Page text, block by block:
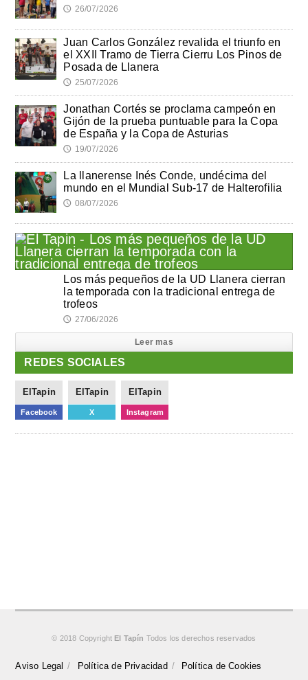
🕔 26/07/2026
Juan Carlos González revalida el triunfo en
el XXII Tramo de Tierra Cierru Los Pinos de
Posada de Llanera
🕔 25/07/2026
Jonathan Cortés se proclama campeón en
Gijón de la prueba puntuable para la Copa
de España y la Copa de Asturias
🕔 19/07/2026
La llanerense Inés Conde, undécima del
mundo en el Mundial Sub-17 de Halterofilia
🕔 08/07/2026
Los más pequeños de la UD Llanera cierran
la temporada con la tradicional entrega de
trofeos
🕔 27/06/2026
Leer mas
REDES SOCIALES
ElTapin
Facebook
ElTapin
X
ElTapin
Instagram
© 2018 Copyright El Tapín Todos los derechos reservados
Aviso Legal Política de Privacidad Política de Cookies